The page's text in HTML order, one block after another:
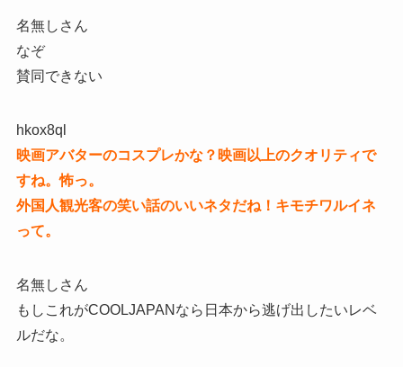
名無しさん
なぞ
賛同できない
hkox8ql
映画アバターのコスプレかな？映画以上のクオリティで
すね。怖っ。
外国人観光客の笑い話のいいネタだね！キモチワルイネ
って。
名無しさん
もしこれがCOOLJAPANなら日本から逃げ出したいレベ
ルだな。